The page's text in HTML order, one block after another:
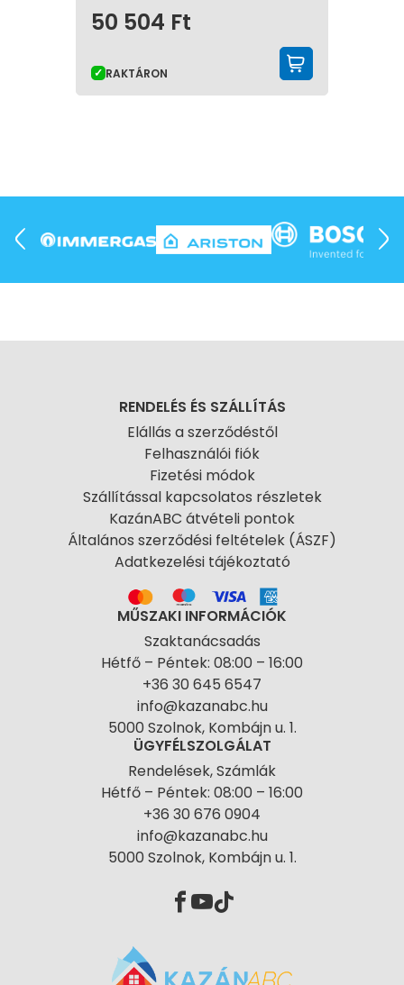
50 504 Ft
RAKTÁRON
RENDELÉS ÉS SZÁLLÍTÁS
Elállás a szerződéstől
Felhasználói fiók
Fizetési módok
Szállítással kapcsolatos részletek
KazánABC átvételi pontok
Általános szerződési feltételek (ÁSZF)
Adatkezelési tájékoztató
MŰSZAKI INFORMÁCIÓK
Szaktanácsadás
Hétfő – Péntek: 08:00 – 16:00
+36 30 645 6547
info@kazanabc.hu
5000 Szolnok, Kombájn u. 1.
ÜGYFÉLSZOLGÁLAT
Rendelések, Számlák
Hétfő – Péntek: 08:00 – 16:00
+36 30 676 0904
info@kazanabc.hu
5000 Szolnok, Kombájn u. 1.